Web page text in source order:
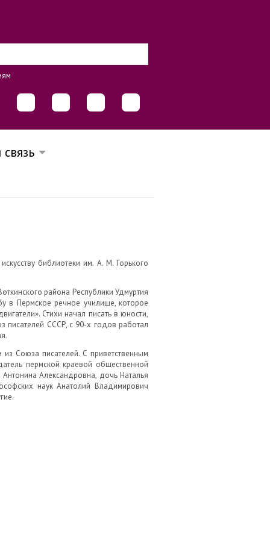
библиотеки им. А. М. Горького
района Республики Удмуртия
в Пермское речное училище, которое
Стихи начал писать в юности,
писателей СССР, с 90-х годов работал
Союза писателей. С приветственным
пермской краевой общественной
Александровна, дочь Наталья
наук Анатолий Владимирович